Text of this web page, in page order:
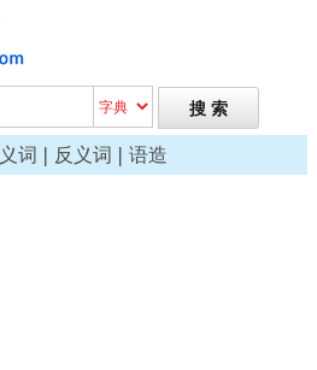
词 | 反义词 | 语造